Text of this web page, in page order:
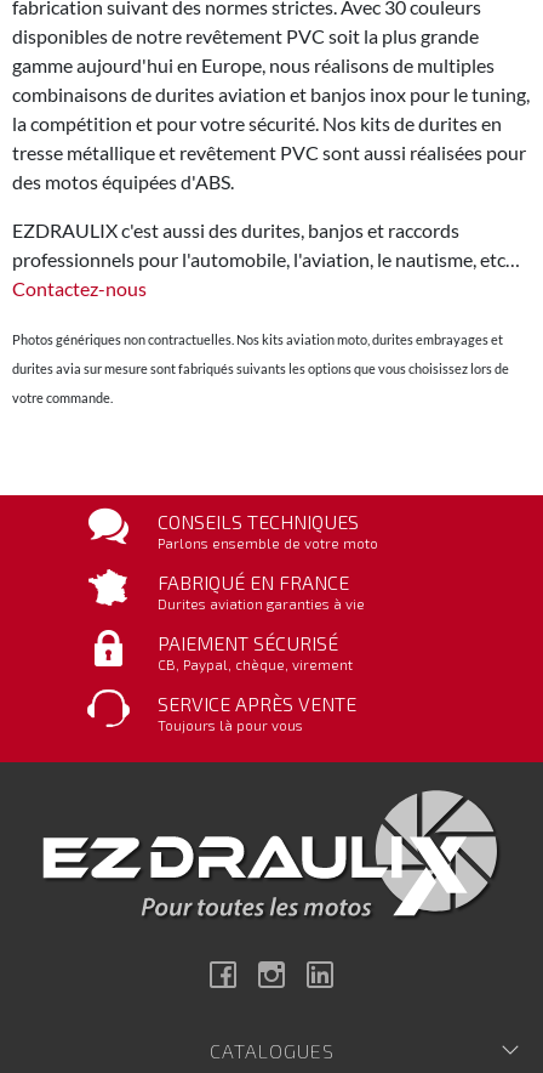
fabrication suivant des normes strictes. Avec 30 couleurs
disponibles de notre revêtement PVC soit la plus grande
gamme aujourd'hui en Europe, nous réalisons de multiples
combinaisons de durites aviation et banjos inox pour le tuning,
la compétition et pour votre sécurité. Nos kits de durites en
tresse métallique et revêtement PVC sont aussi réalisées pour
des motos équipées d'ABS.
EZDRAULIX c'est aussi des durites, banjos et raccords
professionnels pour l'automobile, l'aviation, le nautisme, etc…
Contactez-nous
Photos génériques non contractuelles. Nos kits aviation moto, durites embrayages et
durites avia sur mesure sont fabriqués suivants les options que vous choisissez lors de
votre commande.
CONSEILS TECHNIQUES
Parlons ensemble de votre moto
FABRIQUÉ EN FRANCE
Durites aviation garanties à vie
PAIEMENT SÉCURISÉ
CB, Paypal, chèque, virement
SERVICE APRÈS VENTE
Toujours là pour vous
FacebookInstagram
CATALOGUES